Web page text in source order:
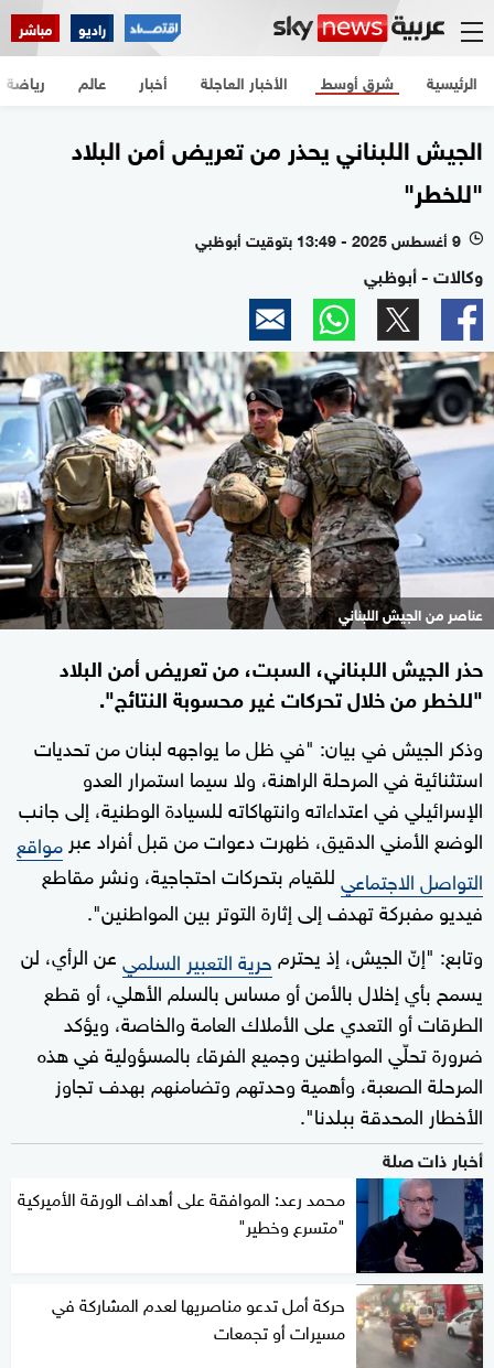
راديو مباشر
الرئيسية الأخبار العاجلة أخبار شرق أوسط عالم رياضة
الجيش اللبناني يحذر من تعريض أمن البلاد
"للخطر"
l 9 أغسطس 2025 - 13:49 بتوقيت أبوظبي
وكالات - أبوظبي
عناصر من الجيش اللبناني
حذر الجيش اللبناني، السبت، من تعريض أمن البلاد
"للخطر من خلال تحركات غير محسوبة النتائج".
وذكر الجيش في بيان: "في ظل ما يواجهه لبنان من تحديات
استثنائية في المرحلة الراهنة، ولا سيما استمرار العدو
الإسرائيلي في اعتداءاته وانتهاكاته للسيادة الوطنية، إلى جانب
الوضع الأمني الدقيق، ظهرت دعوات من قبل أفراد عبر مواقع
التواصل الاجتماعيللقيام بتحركات احتجاجية، ونشر مقاطع
فيديو مفبركة تهدف إلى إثارة التوتر بين المواطنين".
وتابع: "إنّ الجيش، إذ يحترم حرية التعبير السلميعن الرأي، لن
يسمح بأي إخلال بالأمن أو مساس بالسلم الأهلي، أو قطع
الطرقات أو التعدي على الأملاك العامة والخاصة، ويؤكد
ضرورة تحلّي المواطنين وجميع الفرقاء بالمسؤولية في هذه
المرحلة الصعبة، وأهمية وحدتهم وتضامنهم بهدف تجاوز
الأخطار المحدقة ببلدنا".
أخبار ذات صلة
محمد رعد: الموافقة على أهداف الورقة الأميركية
"متسرع وخطير"
حركة أمل تدعو مناصريها لعدم المشاركة في
مسيرات أو تجمعات